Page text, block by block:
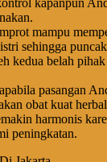
mampu
sehingga
kedua belah
pasangan
obat kuat
harmonis
peningkatan.